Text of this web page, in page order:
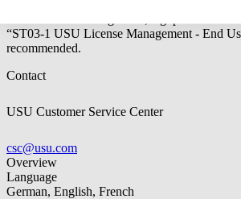
“ST03-1 USU License Management - End
recommended.
Contact
USU Customer Service Center
csc@usu.com
Overview
Language
German, English, French